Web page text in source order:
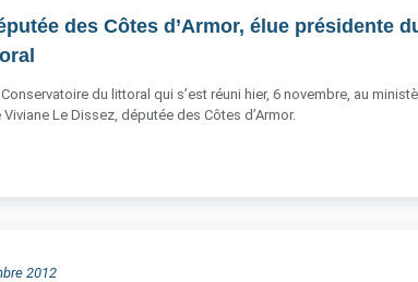
des Côtes d’Armor, élue présidente
du littoral qui s’est réuni hier, 6 novembre, au
Le Dissez, députée des Côtes d’Armor.
2012